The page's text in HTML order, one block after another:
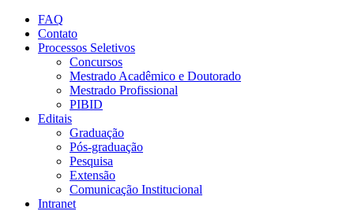
Conteúdo principal
FAQ
Contato
Processos Seletivos
Concursos
Mestrado Acadêmico e Doutorado
Mestrado Profissional
PIBID
Editais
Graduação
Pós-graduação
Pesquisa
Extensão
Comunicação Institucional
Intranet